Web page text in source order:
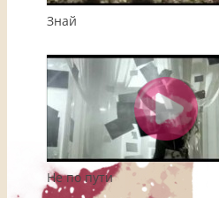
Знай
Не по пути